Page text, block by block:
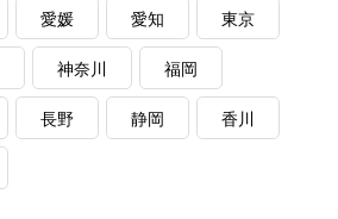
愛媛 愛知 東京
神奈川 福岡
長野 静岡 香川